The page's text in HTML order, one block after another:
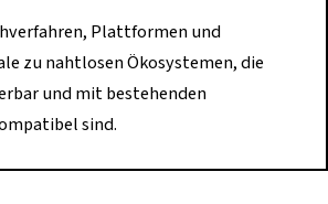
Plattformen und
zu nahtlosen Ökosystemen, die
und mit bestehenden
sind.